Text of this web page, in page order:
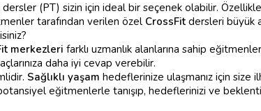
(PT) sizin için ideal bir seçenek olabilir. Özellikle
tarafından verilen özel CrossFit dersleri büyük
merkezleri farklı uzmanlık alanlarına sahip
daha iyi cevap verebilir.
Sağlıklı yaşam hedeflerinize ulaşmanız için size
eğitmenlerle tanışıp, hedeflerinizi ve